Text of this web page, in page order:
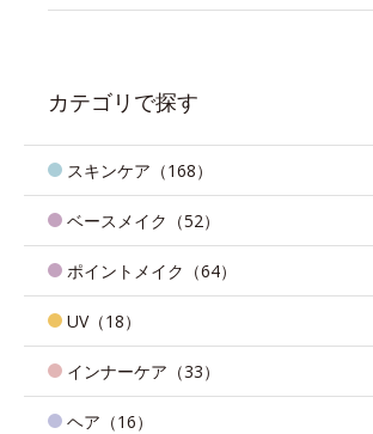
カテゴリで探す
スキンケア（168）
ベースメイク（52）
ポイントメイク（64）
UV（18）
インナーケア（33）
ヘア（16）